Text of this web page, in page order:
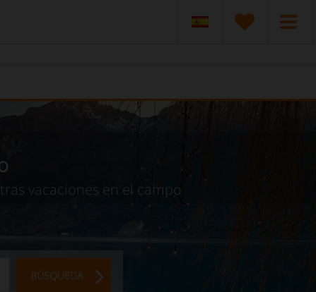
vacaciones en el campo
BÚSQUEDA